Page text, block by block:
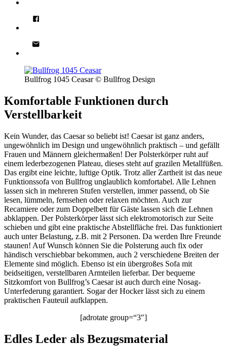
Bullfrog 1045 Ceasar © Bullfrog Design
Komfortable Funktionen durch
Verstellbarkeit
Kein Wunder, das Caesar so beliebt ist! Caesar ist ganz anders,
ungewöhnlich im Design und ungewöhnlich praktisch – und gefällt
Frauen und Männern gleichermaßen! Der Polsterkörper ruht auf
einem lederbezogenen Plateau, dieses steht auf grazilen Metallfüßen.
Das ergibt eine leichte, luftige Optik. Trotz aller Zartheit ist das neue
Funktionssofa von Bullfrog unglaublich komfortabel. Alle Lehnen
lassen sich in mehreren Stufen verstellen, immer passend, ob Sie
lesen, lümmeln, fernsehen oder relaxen möchten. Auch zur
Recamiere oder zum Doppelbett für Gäste lassen sich die Lehnen
abklappen. Der Polsterkörper lässt sich elektromotorisch zur Seite
schieben und gibt eine praktische Abstellfläche frei. Das funktioniert
auch unter Belastung, z.B. mit 2 Personen. Da werden Ihre Freunde
staunen! Auf Wunsch können Sie die Polsterung auch fix oder
händisch verschiebbar bekommen, auch 2 verschiedene Breiten der
Elemente sind möglich. Ebenso ist ein übergroßes Sofa mit
beidseitigen, verstellbaren Armteilen lieferbar. Der bequeme
Sitzkomfort von Bullfrog’s Caesar ist auch durch eine Nosag-
Unterfederung garantiert. Sogar der Hocker lässt sich zu einem
praktischen Fauteuil aufklappen.
[adrotate group=“3″]
Edles Leder als Bezugsmaterial